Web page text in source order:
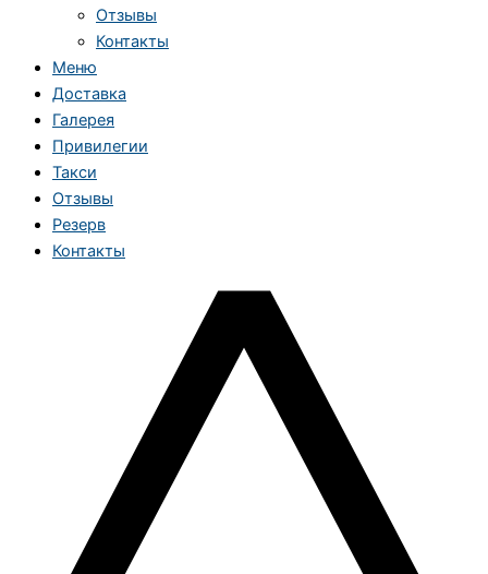
Отзывы
Контакты
Меню
Доставка
Галерея
Привилегии
Такси
Отзывы
Резерв
Контакты